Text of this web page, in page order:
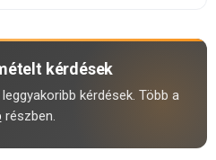
kérdések
kérdések. Több a
részben.